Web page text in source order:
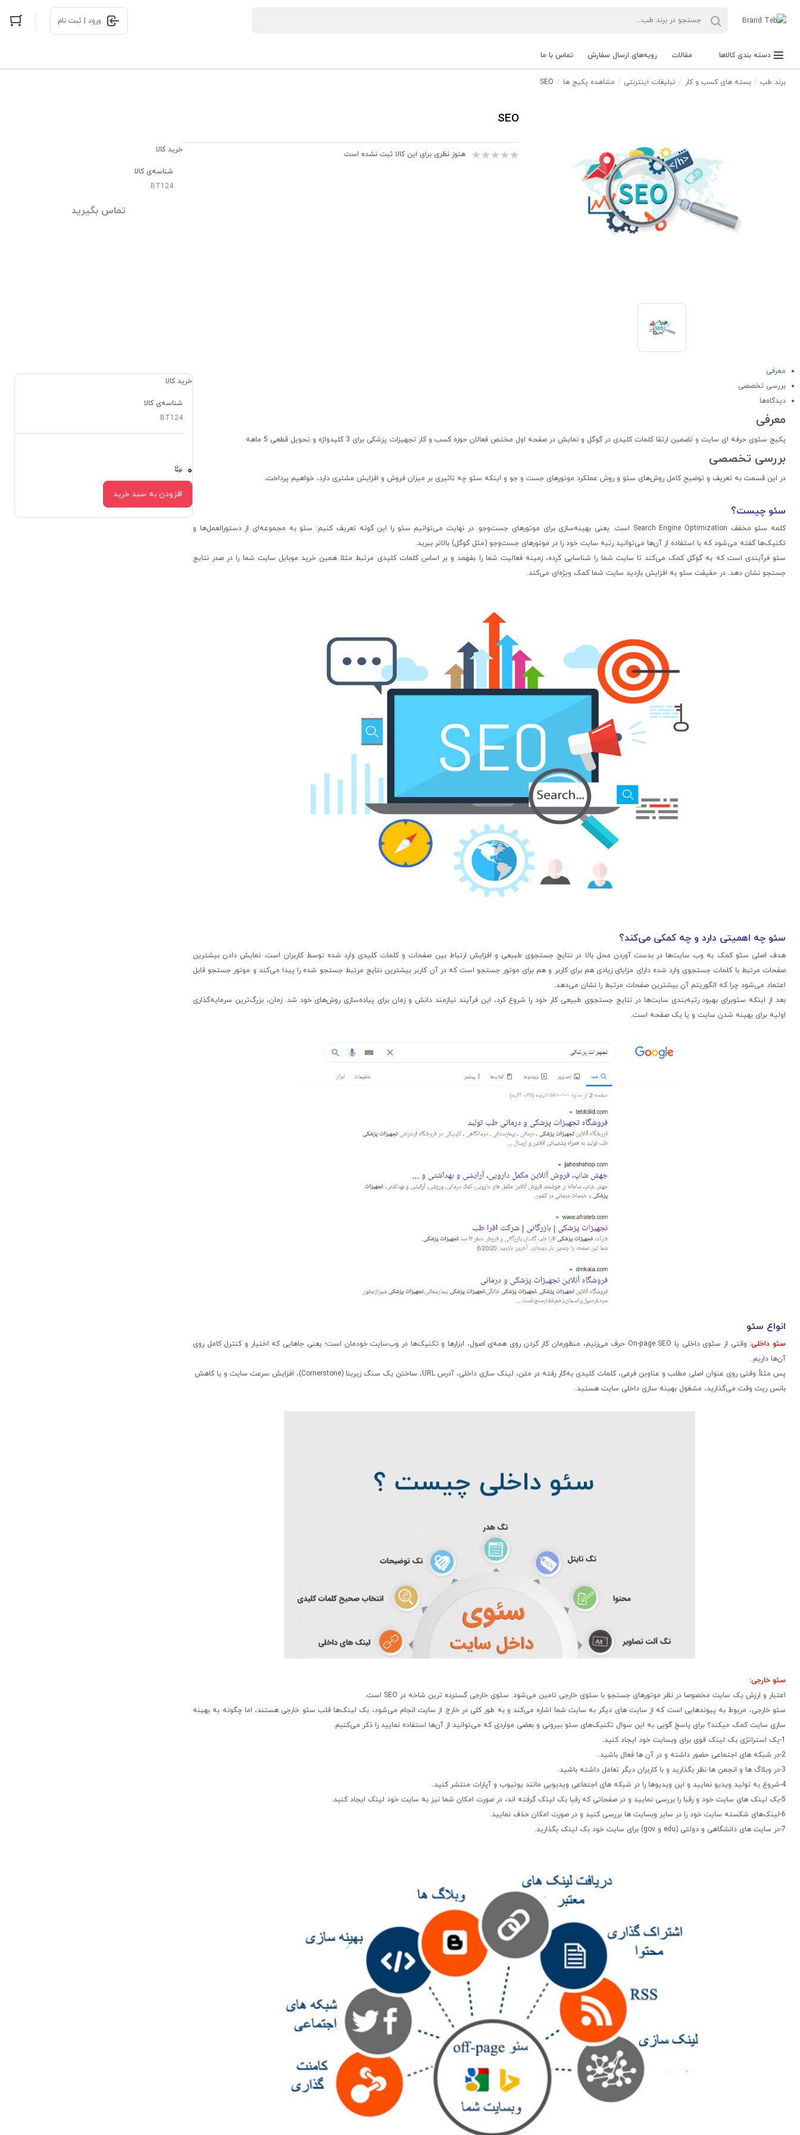
ورود | ثبت نام
دسته بندی کالاها مقالات رویه‌های ارسال سفارش تماس با ما
برند طب بسته های کسب و کار تبلیغات اینترنتی مشاهده پکیج ها SEO
SEO
هنوز نظری برای این کالا ثبت نشده است
خرید کالا
شناسه‌ی کالا
BT124
تماس بگیرید
معرفی
بررسی تخصصی
دیدگاه‌ها
معرفی
پکیج سئوی حرفه ای سایت و تضمین ارتقا کلمات کلیدی در گوگل و نمایش در صفحه اول مختص فعالان حوزه کسب و کار تجهیزات پزشکی برای 3 کلیدواژه و تحویل قطعی 5 ماهه
بررسی تخصصی
در این قسمت به تعریف و توضیح کامل روش‌های سئو و روش عملکرد موتورهای جست و جو و اینکه سئو چه تاثیری بر میزان فروش و افزایش مشتری دارد، خواهیم پرداخت.
سئو چیست؟
کلمه سئو مخفف Search Engine Optimization است. یعنی بهینه‌سازی برای موتورهای جست‌وجو. در نهایت می‌توانیم سئو را این گونه تعریف کنیم: سئو به مجموعه‌ای از دستورالعمل‌ها و
تکنیک‌ها گفته می‌شود که با استفاده از آن‌ها می‌توانید رتبه سایت خود را در موتورهای جست‌وجو (مثل گوگل) بالاتر ببرید.
سئو فرآیندی است که به گوگل کمک می‌کند تا سایت شما را شناسایی کرده، زمینه فعالیت شما را بفهمد و بر اساس کلمات کلیدی مرتبط مثلا همین خرید موبایل سایت شما را در صدر نتایج
جستجو نشان دهد. در حقیقت سئو به افزایش بازدید سایت شما کمک ویژه‌ای می‌کند.
سئو چه اهمیتی دارد و چه کمکی می‌کند؟
هدف اصلی سئو کمک به وب سایت‌ها در بدست آوردن محل بالا در نتایج جستجوی طبیعی و افزایش ارتباط بین صفحات و کلمات کلیدی وارد شده توسط کاربران است. نمایش دادن بیشترین
صفحات مرتبط با کلمات جستجوی وارد شده دارای مزایای زیادی هم برای کاربر و هم برای موتور جستجو است که در آن کاربر بیشترین نتایج مرتبط جستجو شده را پیدا می‌کند و موتور جستجو قابل
اعتماد می‌شود چرا که الگوریتم آن بیشترین صفحات مرتبط را نشان می‌دهد.
بعد از اینکه سئوبرای بهبود رتبه‌بندی سایت‌ها در نتایج جستجوی طبیعی کار خود را شروع کرد، این فرآیند نیازمند دانش و زمان برای پیاده‌سازی روش‌های خود شد. زمان، بزرگ‌ترین سرمایه‌گذاری
اولیه برای بهینه شدن سایت و یا یک صفحه است.
انواع سئو
سئو داخلی:
وقتی از سئوی داخلی یا On-page SEO حرف می‌زنیم، منظورمان کار کردن روی همه‌ی اصول، ابزارها و تکنیک‌ها در وب‌سایت خودمان است؛ یعنی جاهایی که اختیار و کنترل کامل روی
آن‌ها داریم.
پس مثلاً وقتی روی عنوان اصلی مطلب و عناوین فرعی، کلمات کلیدی به‌کار رفته در متن، لینک سازی داخلی، آدرس URL، ساختن یک سنگ زیربنا (Cornerstone)، افزایش سرعت سایت و یا کاهش
بانس ریت وقت می‌گذارید، مشغول بهینه سازی داخلی سایت هستید.
سئو خارجی:
اعتبار و ارزش یک سایت مخصوصا در نظر موتورهای جستجو با سئوی خارجی تامین می‌شود. سئوی خارجی گسترده ترین شاخه در SEO است.
سئو خارجی، مربوط به پیوندهایی است که از سایت های دیگر به سایت شما اشاره می‌کند و به طور کلی در خارج از سایت انجام می‌شود، بک لینک‌ها قلب سئو خارجی هستند، اما چگونه به بهینه
سازی سایت کمک میکند؟ برای پاسخ گویی به این سوال تکنیک‌های سئو بیرونی و بعضی مواردی که می‌توانید از آن‌ها استفاده نمایید را ذکر می‌کنیم.
1-یک استراتژی بک‌ لینک قوی برای وبسایت خود ایجاد کنید.
2-در شبکه های اجتماعی حضور داشته و در آن ها فعال باشید.
3-در وبلاگ ها و انجمن ها نظر بگذارید و با کاربران دیگر تعامل داشته باشید.
4-شروع به تولید ویدیو نمایید و این ویدیوها را در شبکه های اجتماعی ویدیویی مانند یوتیوب و آپارات منتشر کنید.
5-بک لینک های سایت خود و رقبا را بررسی نمایید و در صفحاتی که رقبا بک لینک گرفته اند، در صورت امکان شما نیز به سایت خود لینک ایجاد کنید.
6-لینک‌های شکسته سایت خود را در سایر وبسایت‌ ها بررسی کنید و در صورت امکان حذف نمایید.
7-در سایت های دانشگاهی و دولتی (edu و gov) برای سایت خود بک لینک بگذارید.
خرید کالا
شناسه‌ی کالا
BT124
۰
افزودن به سبد خرید